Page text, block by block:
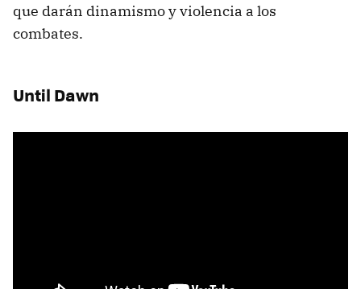
que darán dinamismo y violencia a los
combates.
Until Dawn